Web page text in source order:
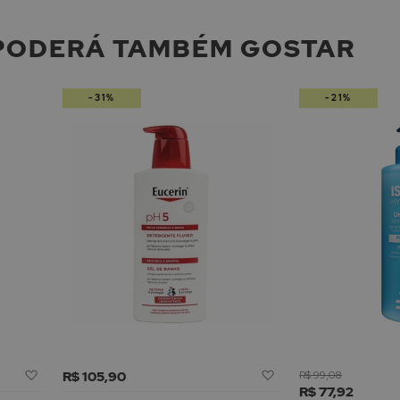
TAMBÉM GOSTAR
Adicionar
R$ 105,90
Adicionar
-31%
R$ 77,92
R$ 99,08
-21%